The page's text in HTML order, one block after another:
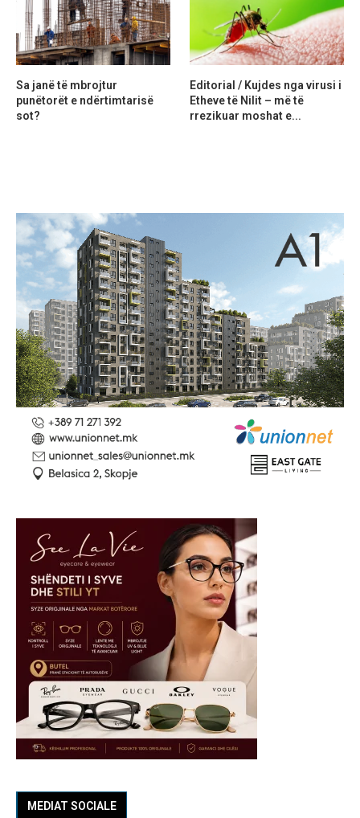
MEDIAT SOCIALE
Sa janë të mbrojtur
punëtorët e ndërtimtarisë
sot?
Editorial / Kujdes nga virusi i
Etheve të Nilit – më të
rrezikuar moshat e...